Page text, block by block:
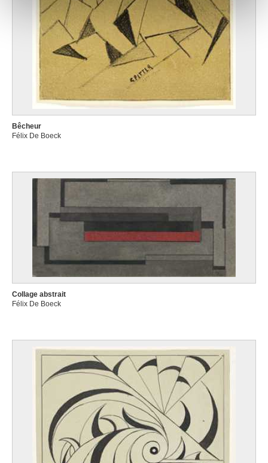
notre site avec nos partenaires de médias sociaux, de
publicité et d'analyse, qui peuvent combiner celles-ci
avec d'autres informations que vous leur avez fournies
ou qu'ils ont collectées lors de votre utilisation de leurs
Bêcheur
Félix De Boeck
Collage abstrait
Félix De Boeck